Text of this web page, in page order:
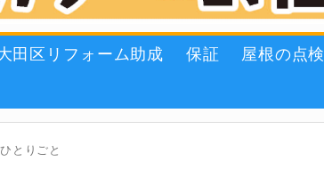
田区リフォーム助成 保証 屋根の点検
ひとりごと